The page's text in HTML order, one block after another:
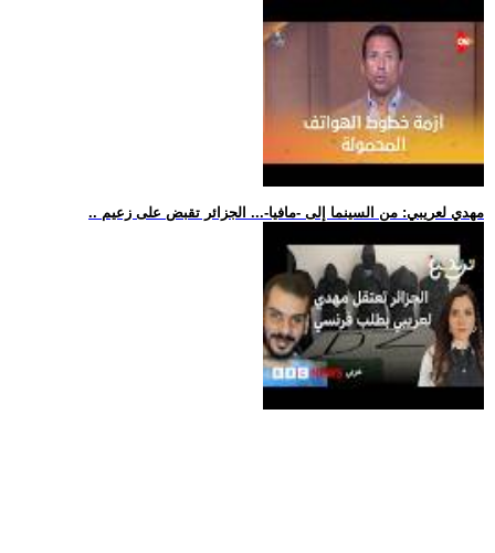
.. مهدي لعريبي: من السينما إلى -مافيا-... الجزائر تقبض على زعيم